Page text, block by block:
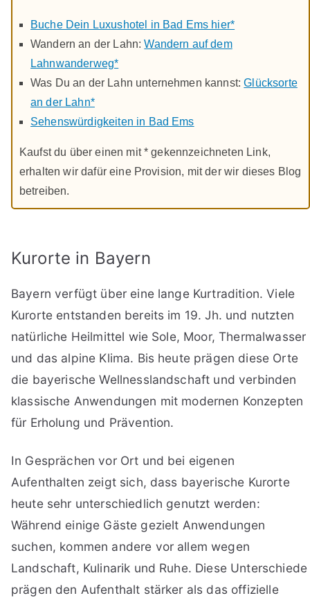
Buche Dein Luxushotel in Bad Ems hier*
Wandern an der Lahn:Wandern auf dem
Lahnwanderweg*
Was Du an der Lahn unternehmen kannst:Glücksorte
an der Lahn*
Sehenswürdigkeiten in Bad Ems
Kaufst du über einen mit * gekennzeichneten Link,
erhalten wir dafür eine Provision, mit der wir dieses Blog
betreiben.
Kurorte in Bayern
Bayern verfügt über eine lange Kurtradition. Viele
Kurorte entstanden bereits im 19. Jh. und nutzten
natürliche Heilmittel wie Sole, Moor, Thermalwasser
und das alpine Klima. Bis heute prägen diese Orte
die bayerische Wellnesslandschaft und verbinden
klassische Anwendungen mit modernen Konzepten
für Erholung und Prävention.
In Gesprächen vor Ort und bei eigenen
Aufenthalten zeigt sich, dass bayerische Kurorte
heute sehr unterschiedlich genutzt werden:
Während einige Gäste gezielt Anwendungen
suchen, kommen andere vor allem wegen
Landschaft, Kulinarik und Ruhe. Diese Unterschiede
prägen den Aufenthalt stärker als das offizielle